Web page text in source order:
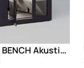
CHATPOD 700 BENCH Akustična kancelarijska kabina